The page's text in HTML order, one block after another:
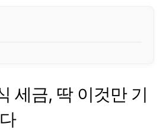
금, 딱 이것만 기